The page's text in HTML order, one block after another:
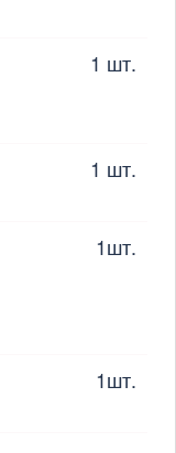
1 шт.
1 шт.
1шт.
1шт.